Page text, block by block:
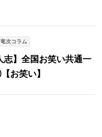
次コラム
志】全国お笑い共通一
お笑い】